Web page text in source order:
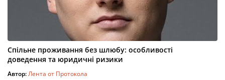
Спільне проживання без шлюбу: особливості
доведення та юридичні ризики
Автор:Лента от Протокола